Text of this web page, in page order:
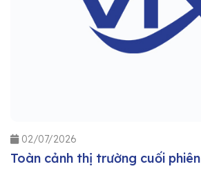
02/07/2026
Toàn cảnh thị trường cuối phiên